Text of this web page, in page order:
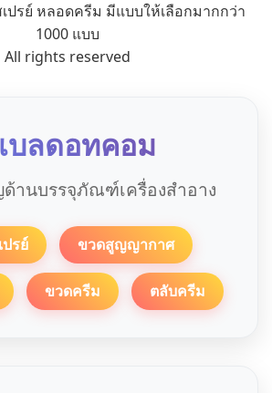
ปรย์ หลอดครีม มีแบบให้เลือกมากกว่า
1000 แบบ
All rights reserved
บลดอทคอม
านบรรจุภัณฑ์เครื่องสำอาง
รย์ ขวดสูญญากาศ
ขวดครีม ตลับครีม